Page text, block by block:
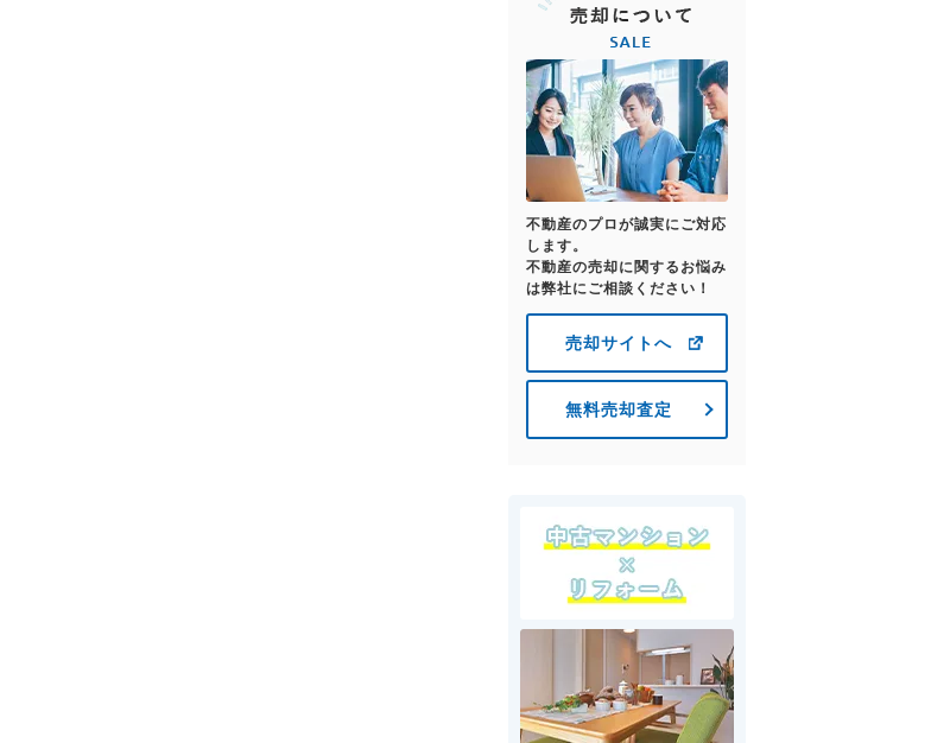
不動産のプロが誠実にご対応
します。
不動産の売却に関するお悩み
は弊社にご相談ください！
売却サイトへ
無料売却査定